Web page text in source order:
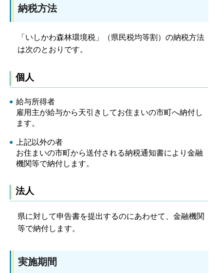
納税方法
「いしかわ森林環境税」（県民税均等割）の納税方法
は次のとおりです。
個人
給与所得者
雇用主が給与から天引きしてお住まいの市町へ納付し
ます。
上記以外の者
お住まいの市町から送付される納税通知書により金融
機関等で納付します。
法人
県に対して申告書を提出するのにあわせて、金融機関
等で納付します。
実施期間